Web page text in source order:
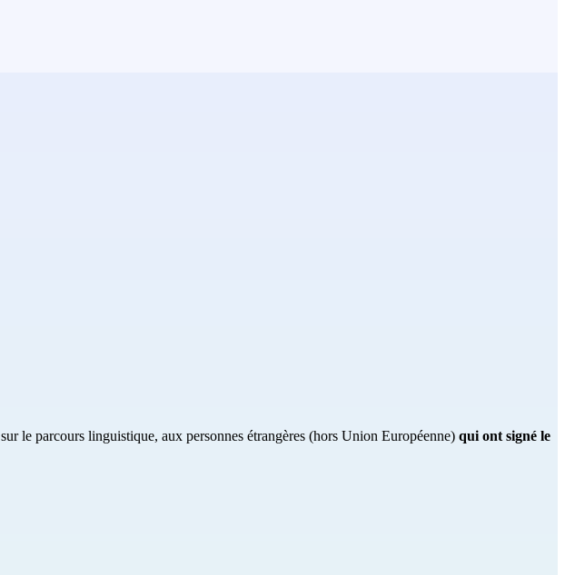
sur le parcours linguistique, aux personnes étrangères (hors Union Européenne) qui ont signé le